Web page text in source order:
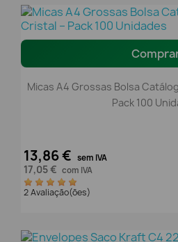
Micas A4 Grossas Bolsa
Pack 100
13,86 € sem IVA
17,05 € com IVA
2 Avaliação(ões)